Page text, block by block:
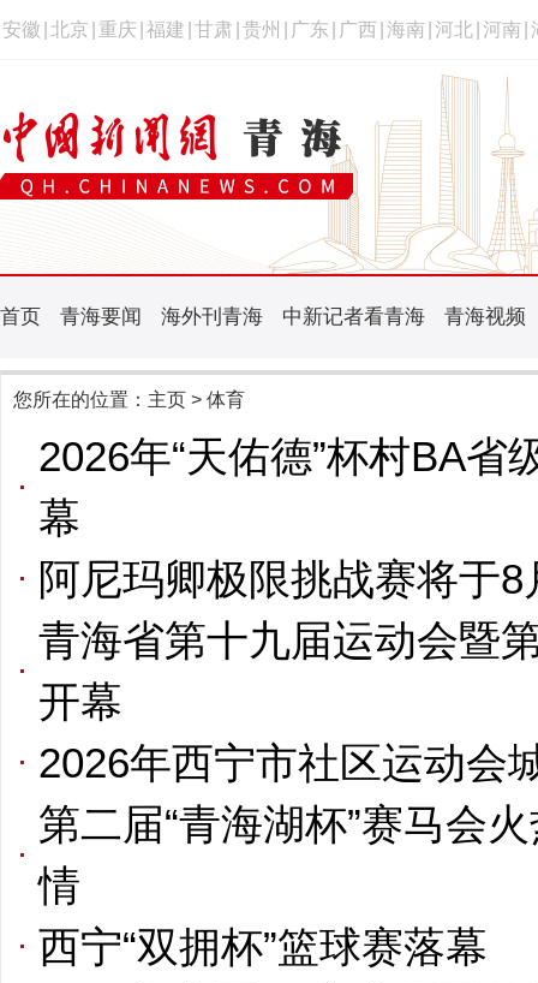
安徽 北京 重庆 福建 甘肃 贵州 广东 广西 海南 河北 河南
首页 青海要闻 海外刊青海 中新记者看青海 青海视频
您所在的位置： 主页 > 体育
2026年“天佑德”杯村BA
幕
阿尼玛卿极限挑战赛将于8
青海省第十九届运动会暨
开幕
2026年西宁市社区运动会
第二届“青海湖杯”赛马会
情
西宁“双拥杯”篮球赛落幕